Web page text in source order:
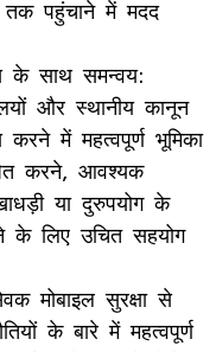
तक पहुंचाने में मदद
के साथ समन्वय:
और स्थानीय कानून
में महत्वपूर्ण भूमिका
करने, आवश्यक
या दुरुपयोग के
के लिए उचित सहयोग
मोबाइल सुरक्षा से
के बारे में महत्‍वपूर्ण